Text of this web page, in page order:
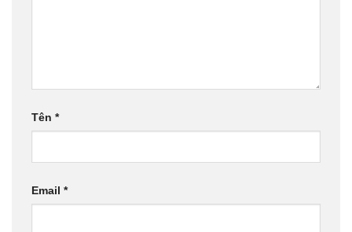
Tên *
Email *